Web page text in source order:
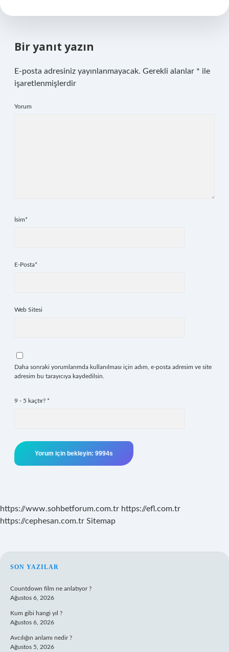
Bir yanıt yazın
E-posta adresiniz yayınlanmayacak. Gerekli alanlar * ile
işaretlenmişlerdir
Yorum
İsim*
E-Posta*
Web Sitesi
Daha sonraki yorumlarımda kullanılması için adım, e-posta adresim ve site
adresim bu tarayıcıya kaydedilsin.
9 - 5 kaçtır? *
https://www.sohbetforum.com.tr https://efl.com.tr
https://cephesan.com.tr Sitemap
SIDEBAR
SON YAZILAR
Countdown film ne anlatıyor ?
Ağustos 6, 2026
Kum gibi hangi yıl ?
Ağustos 6, 2026
Avcılığın anlamı nedir ?
Ağustos 5, 2026